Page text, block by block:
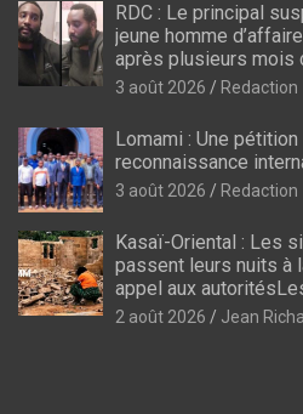
RDC : Le principal
jeune homme
après plusieurs mois
3 août 2026 Redaction
Lomami : Une
reconnaissance
3 août 2026 Redaction
Kasaï-Oriental : Les
passent leurs nuits à
appel aux
2 août 2026 Jean